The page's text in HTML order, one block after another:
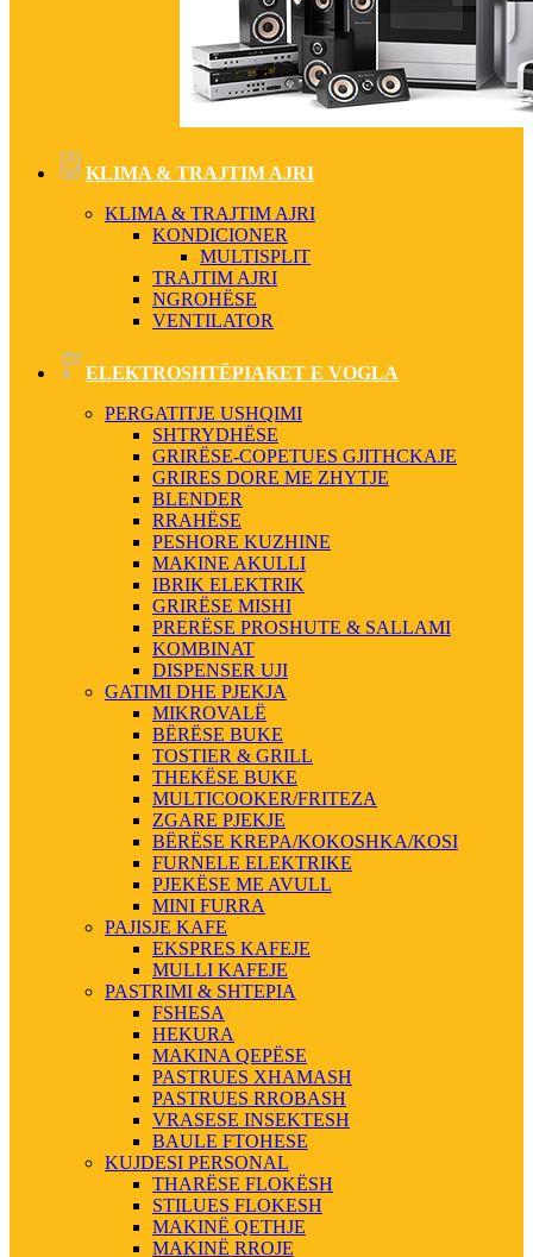
KLIMA & TRAJTIM AJRI
KLIMA & TRAJTIM AJRI
KONDICIONER
MULTISPLIT
TRAJTIM AJRI
NGROHËSE
VENTILATOR
ELEKTROSHTËPIAKET E VOGLA
PERGATITJE USHQIMI
SHTRYDHËSE
GRIRËSE-COPETUES GJITHCKAJE
GRIRES DORE ME ZHYTJE
BLENDER
RRAHËSE
PESHORE KUZHINE
MAKINE AKULLI
IBRIK ELEKTRIK
GRIRËSE MISHI
PRERËSE PROSHUTE & SALLAMI
KOMBINAT
DISPENSER UJI
GATIMI DHE PJEKJA
MIKROVALË
BËRËSE BUKE
TOSTIER & GRILL
THEKËSE BUKE
MULTICOOKER/FRITEZA
ZGARE PJEKJE
BËRËSE KREPA/KOKOSHKA/KOSI
FURNELE ELEKTRIKE
PJEKËSE ME AVULL
MINI FURRA
PAJISJE KAFE
EKSPRES KAFEJE
MULLI KAFEJE
PASTRIMI & SHTEPIA
FSHESA
HEKURA
MAKINA QEPËSE
PASTRUES XHAMASH
PASTRUES RROBASH
VRASESE INSEKTESH
BAULE FTOHESE
KUJDESI PERSONAL
THARËSE FLOKËSH
STILUES FLOKESH
MAKINË QETHJE
MAKINË RROJE